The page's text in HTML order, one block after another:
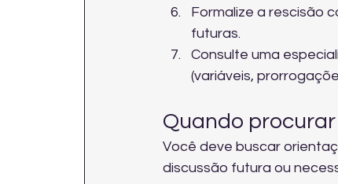
Formalize a rescisão
futuras.
Consulte uma
(variáveis,
Quando
Você deve buscar
discussão futura ou